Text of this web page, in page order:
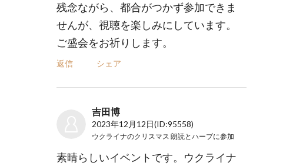
残念ながら、都合がつかず参加できま
せんが、視聴を楽しみにしています。
ご盛会をお祈りします。
返信 シェア
吉田博
2023年12月12日(ID:95558)
ウクライナのクリスマス 朗読とハープに参加
素晴らしいイベントです。ウクライナ